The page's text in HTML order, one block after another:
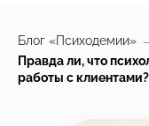
Блог «Психодемии»
Правда ли, что
работы с клиентами?